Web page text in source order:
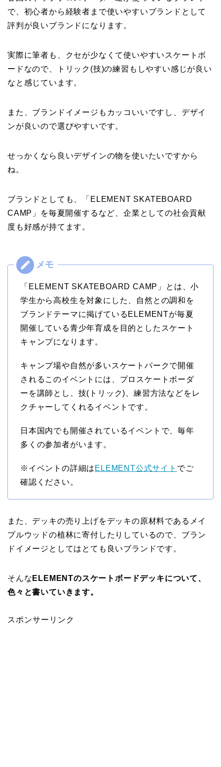
で、初心者から経験者まで使いやすいブランドとして
評判が良いブランドになります。
実際に筆者も、クセが少なくて使いやすいスケートボ
ードなので、トリック(技)の練習もしやすい感じが良い
なと感じています。
また、ブランドイメージもカッコいいですし、デザイ
ンが良いので選びやすいです。
せっかくなら良いデザインの物を使いたいですから
ね。
ブランドとしても、「ELEMENT SKATEBOARD
CAMP」を毎夏開催するなど、企業としての社会貢献
度も好感が持てます。
「ELEMENT SKATEBOARD CAMP」とは、小
学生から高校生を対象にした、自然との調和を
ブランドテーマに掲げているELEMENTが毎夏
開催している青少年育成を目的としたスケート
キャンプになります。
キャンプ場や自然が多いスケートパークで開催
されるこのイベントには、プロスケートボーダ
ーを講師とし、技(トリック)、練習方法などをレ
クチャーしてくれるイベントです。
日本国内でも開催されているイベントで、毎年
多くの参加者がいます。
※イベントの詳細は ELEMENT公式サイト でご
確認ください。
また、デッキの売り上げをデッキの原材料であるメイ
プルウッドの植林に寄付したりしているので、ブラン
ドイメージとしてはとても良いブランドです。
そんな ELEMENTのスケートボードデッキについて、
色々と書いていきます。
スポンサーリンク